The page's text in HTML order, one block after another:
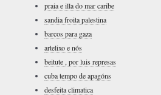
praia e illa do mar caribe
sandia froita palestina
barcos para gaza
artelixo e nós
beitute , por luis represas
cuba tempo de apagóns
desfeita climatica